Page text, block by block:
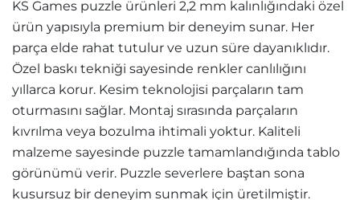
KS Games puzzle ürünleri 2,2 mm kalınlığındaki özel
ürün yapısıyla premium bir deneyim sunar. Her
parça elde rahat tutulur ve uzun süre dayanıklıdır.
Özel baskı tekniği sayesinde renkler canlılığını
yıllarca korur. Kesim teknolojisi parçaların tam
oturmasını sağlar. Montaj sırasında parçaların
kıvrılma veya bozulma ihtimali yoktur. Kaliteli
malzeme sayesinde puzzle tamamlandığında tablo
görünümü verir. Puzzle severlere baştan sona
kusursuz bir deneyim sunmak için üretilmiştir.